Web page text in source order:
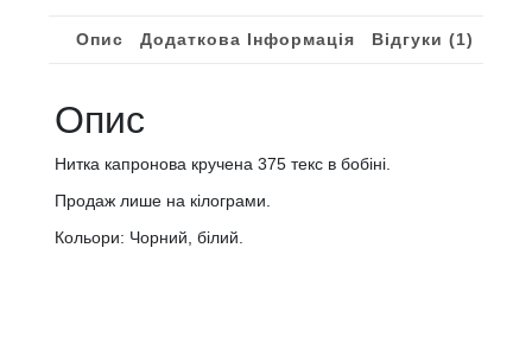
Опис Додаткова Інформація Відгуки (1)
Опис
Нитка капронова кручена 375 текс в бобіні.
Продаж лише на кілограми.
Кольори: Чорний, білий.